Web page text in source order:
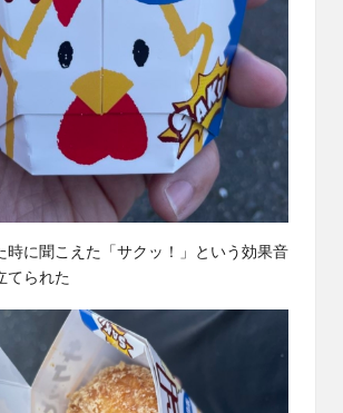
時に聞こえた「サクッ！」という効果音
てられた